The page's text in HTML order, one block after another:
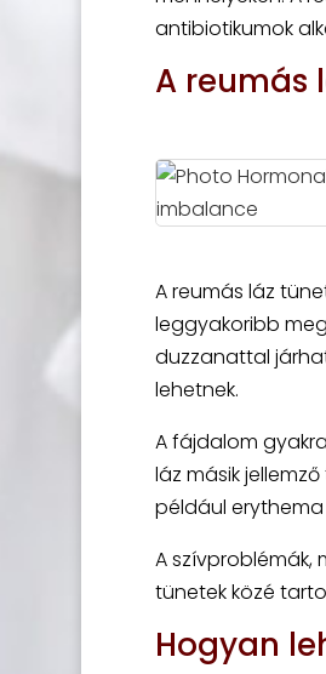
antibiotikumok
A reumás
A reumás láz
leggyakoribb
duzzanattal
lehetnek.
A fájdalom
láz másik
például
A
tünetek közé
Hogyan